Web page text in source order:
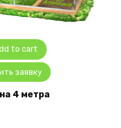
to cart
заявку
4 метра